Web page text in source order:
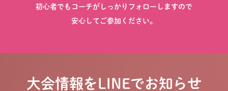
初心者でもコーチがしっかりフォローしますので
安心してご参加ください。
大会情報をLINEでお知らせ